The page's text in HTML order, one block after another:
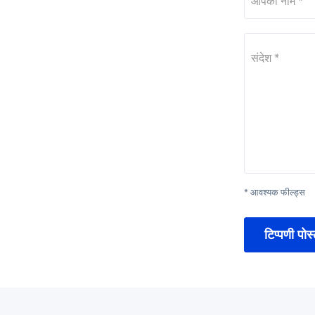
संदेश *
* आवश्यक फील्ड्स
टिप्पणी